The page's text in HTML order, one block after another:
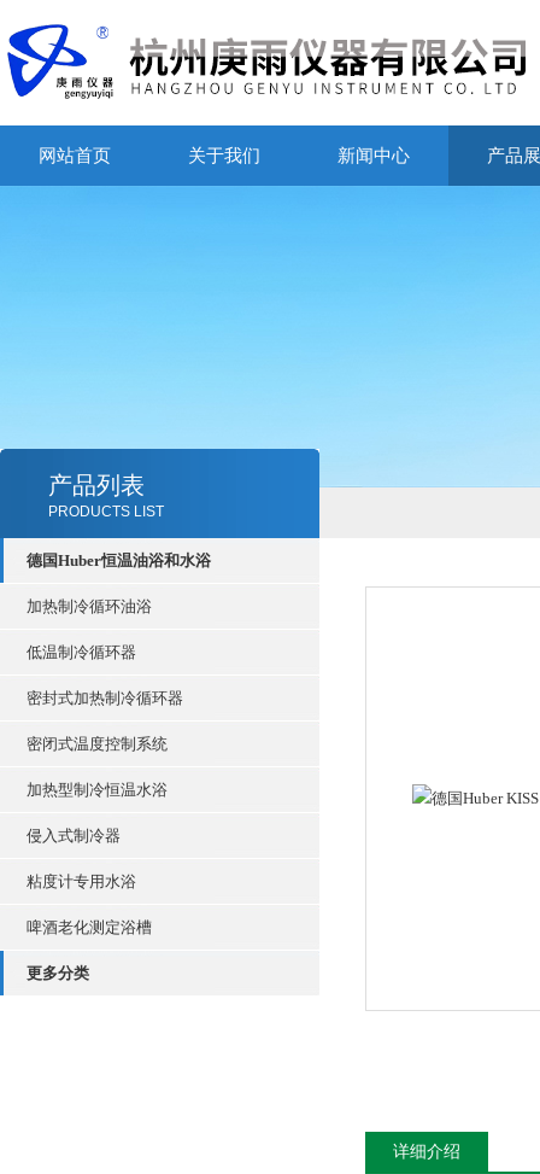
网站首页 关于我们 新闻中心 产品
产品列表
PRODUCTS LIST
德国Huber恒温油浴和水浴
加热制冷循环油浴
低温制冷循环器
密封式加热制冷循环器
密闭式温度控制系统
加热型制冷恒温水浴
侵入式制冷器
粘度计专用水浴
啤酒老化测定浴槽
更多分类
详细介绍